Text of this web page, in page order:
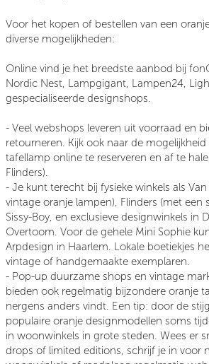
Voor het kopen of bestellen van een
diverse mogelijkheden:
Online vind je het breedste aanbod bij
Nordic Nest, Lampgigant, Lampen24,
gespecialiseerde designshops.
- Veel webshops leveren uit voorraad en
retourneren. Kijk ook naar de
tafellamp online te reserveren en af te
Flinders).
- Je kunt terecht bij fysieke winkels als
vintage oranje lampen), Flinders (met een
Sissy-Boy, en exclusieve designwinkels in
Overtoom. Voor de gehele Mini Sophie
Arpdesign in Haarlem. Lokale boetiekjes
vintage of handgemaakte exemplaren.
- Pop-up duurzame shops en vintage
bieden ook regelmatig bijzondere oranje
nergens anders vindt. Een tip: door de
populaire oranje designmodellen soms
in woonwinkels in grote steden. Wees er
drops of limited editions, schrijf je in voor